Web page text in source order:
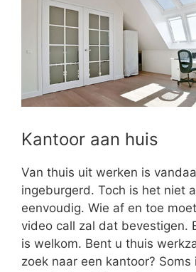
Kantoor aan huis
Van thuis uit werken is
ingeburgerd. Toch is het niet
eenvoudig. Wie af en toe
video call zal dat bevestigen.
is welkom. Bent u thuis
zoek naar een kantoor? Soms